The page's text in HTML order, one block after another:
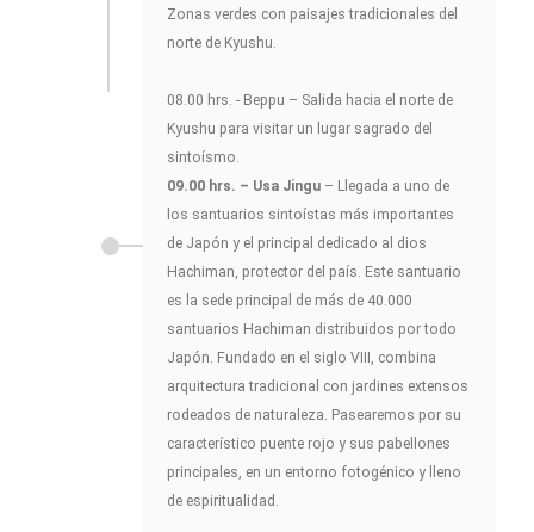
Zonas verdes con paisajes tradicionales del
norte de Kyushu.
08.00 hrs. - Beppu – Salida hacia el norte de
Kyushu para visitar un lugar sagrado del
sintoísmo.
09.00 hrs. – Usa Jingu – Llegada a uno de
los santuarios sintoístas más importantes
de Japón y el principal dedicado al dios
Hachiman, protector del país. Este santuario
es la sede principal de más de 40.000
santuarios Hachiman distribuidos por todo
Japón. Fundado en el siglo VIII, combina
arquitectura tradicional con jardines extensos
rodeados de naturaleza. Pasearemos por su
característico puente rojo y sus pabellones
principales, en un entorno fotogénico y lleno
de espiritualidad.